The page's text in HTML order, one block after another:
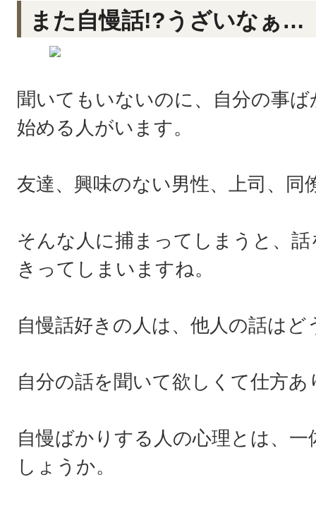
また自慢話!?うざいなぁ…
聞いてもいないのに、自分の事
始める人がいます。
友達、興味のない男性、上司、同
そんな人に捕まってしまうと、
きってしまいますね。
自慢話好きの人は、他人の話は
自分の話を聞いて欲しくて仕方あ
自慢ばかりする人の心理とは、
しょうか。